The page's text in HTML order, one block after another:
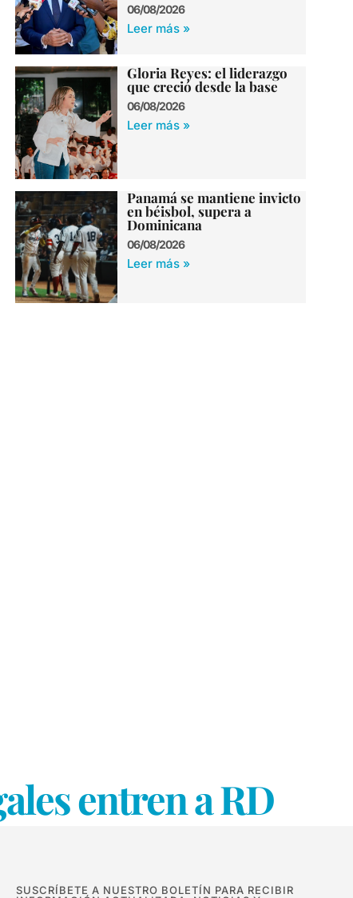
06/08/2026
Leer más »
Gloria Reyes: el liderazgo
que creció desde la base
06/08/2026
Leer más »
Panamá se mantiene invicto
en béisbol, supera a
Dominicana
06/08/2026
Leer más »
entren a RD
SUSCRÍBETE A NUESTRO BOLETÍN PARA RECIBIR